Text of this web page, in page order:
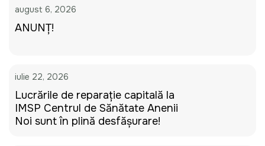
august 6, 2026
ANUNȚ!
iulie 22, 2026
Lucrările de reparație capitală la
IMSP Centrul de Sănătate Anenii
Noi sunt în plină desfășurare!